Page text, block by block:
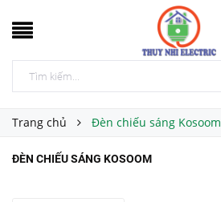
Trang chủ Đèn chiếu sáng Kosoom
ĐÈN CHIẾU SÁNG KOSOOM